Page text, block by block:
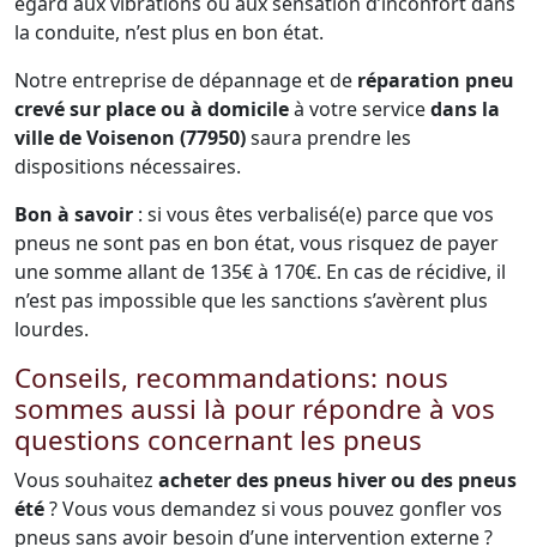
la conduite, n’est plus en bon état.
Notre entreprise de dépannage et de réparation pneu
crevé sur place ou à domicileà votre servicedans la
ville de Voisenon (77950)saura prendre les
dispositions nécessaires.
Bon à savoir : si vous êtes verbalisé(e) parce que vos
pneus ne sont pas en bon état, vous risquez de payer
une somme allant de 135€ à 170€. En cas de récidive, il
n’est pas impossible que les sanctions s’avèrent plus
lourdes.
Conseils, recommandations: nous
sommes aussi là pour répondre à vos
questions concernant les pneus
Vous souhaitez acheter des pneus hiver ou des pneus
été? Vous vous demandez si vous pouvez gonfler vos
pneus sans avoir besoin d’une intervention externe ?